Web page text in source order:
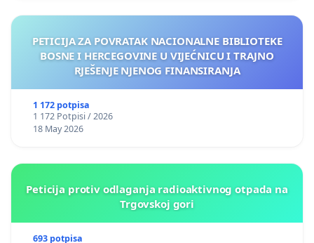
PETICIJA ZA POVRATAK NACIONALNE BIBLIOTEKE
BOSNE I HERCEGOVINE U VIJEĆNICU I TRAJNO
RJEŠENJE NJENOG FINANSIRANJA
1 172 potpisa
1 172 Potpisi / 2026
18 May 2026
Peticija protiv odlaganja radioaktivnog otpada na
Trgovskoj gori
693 potpisa